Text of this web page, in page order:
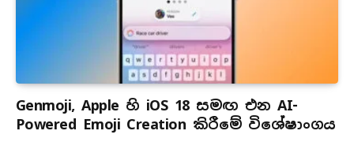
Genmoji, Apple හි iOS 18 සමඟ එන AI-
Powered Emoji Creation කිරීමේ විශේෂාංගය